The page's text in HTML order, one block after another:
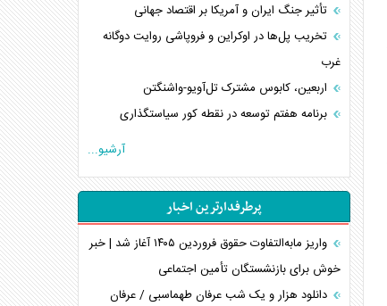
تأثیر جنگ ایران و آمریکا بر اقتصاد جهانی
تخریب پل‌ها در اوکراین و فروپاشی روایت دوگانه
غرب
اربعین، کابوس مشترک تل‌آویو-واشنگتن
برنامه هفتم توسعه در نقطه کور سیاستگذاری
کنوانسیون دریای خزر در راستای منافع ملی است؟
اهمیت راهبردی اردن برای آمریکا
پیام، ظرفیت بالفعل‌نشده تجارت ایران
همسویی عربستان با سنتکام علیه متحدان ایران
ترامپ و توهم خلع سلاح حماس
چرا کویت به دنبال شریک امنیتی جدید است؟
آرشیو...
پرطرفدارترین اخبار
واریز مابه‌التفاوت حقوق فروردین ۱۴۰۵ آغاز شد | خبر
خوش برای بازنشستگان تأمین اجتماعی
دانلود هزار و یک شب عرفان طهماسبی / عرفان